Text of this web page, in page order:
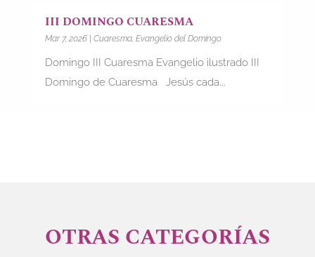
III DOMINGO CUARESMA
Mar 7, 2026| Cuaresma, Evangelio del Domingo
Domingo III Cuaresma Evangelio ilustrado III
Domingo de Cuaresma Jesús cada...
OTRAS CATEGORÍAS